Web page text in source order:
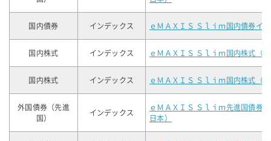
国内債券 インデックス ｅＭＡＸＩＳ Ｓｌｉｍ国内債券イ
国内株式 インデックス ｅＭＡＸＩＳ Ｓｌｉｍ国内株式（
国内株式 インデックス ｅＭＡＸＩＳ Ｓｌｉｍ国内株式（
外国債券（先進
国）
インデックス
ｅＭＡＸＩＳ Ｓｌｉｍ先進国債券
日本）